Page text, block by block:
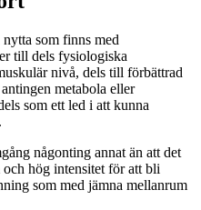
som finns med
till dels fysiologiska
nivå, dels till förbättrad
metabola eller
som ett led i att kunna
någonting annat än att det
hög intensitet för att bli
som med jämna mellanrum